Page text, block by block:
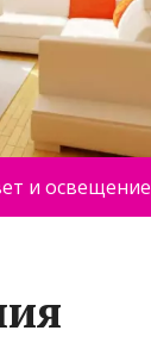
и освещение